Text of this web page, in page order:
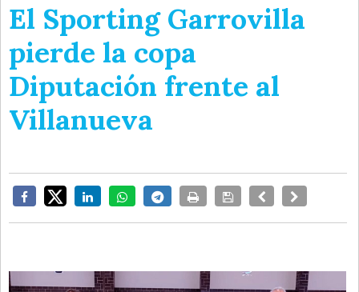
El Sporting Garrovilla
pierde la copa
Diputación frente al
Villanueva